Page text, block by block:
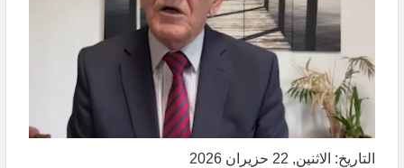
التاريخ: الاثنين, 22 حزيران 2026